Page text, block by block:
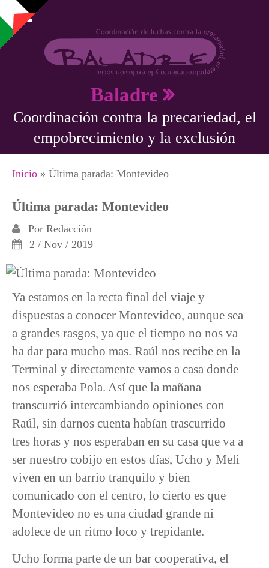
Pasar al contenido principal
Baladre
Coordinación contra la precariedad, el
empobrecimiento y la exclusión
Se encuentra usted aquí
Inicio » Última parada: Montevideo
Última parada: Montevideo
Por Redacción
2 / Nov / 2019
Ya estamos en la recta final del viaje y
dispuestas a conocer Montevideo, aunque sea
a grandes rasgos, ya que el tiempo no nos va
ha dar para mucho mas. Raúl nos recibe en la
Terminal y directamente vamos a casa donde
nos esperaba Pola. Así que la mañana
transcurrió intercambiando opiniones con
Raúl, sin darnos cuenta habían trascurrido
tres horas y nos esperaban en su casa que va a
ser nuestro cobijo en estos días, Ucho y Meli
viven en un barrio tranquilo y bien
comunicado con el centro, lo cierto es que
Montevideo no es una ciudad grande ni
adolece de un ritmo loco y trepidante.
Ucho forma parte de un bar cooperativa, el